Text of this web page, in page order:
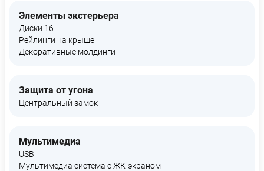
Элементы экстерьера
Диски 16
Рейлинги на крыше
Декоративные молдинги
Защита от угона
Центральный замок
Мультимедиа
USB
Мультимедиа система с ЖК-экраном